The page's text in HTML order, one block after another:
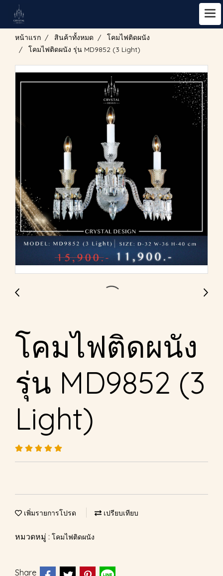
หน้าแรก สินค้าทั้งหมด
โคมไฟติดผนัง
โคมไฟติดผนัง รุ่น MD9852 (3 Light)
โคมไฟติดผนัง
รุ่น MD9852 (3
Light)
เพิ่มรายการโปรด เปรียบเทียบ
หมวดหมู่ : โคมไฟติดผนัง
Share